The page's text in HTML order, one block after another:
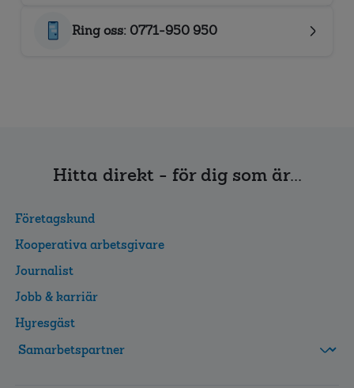
Ring oss: 0771-950 950
Hitta direkt - för dig som är...
Företagskund
Kooperativa arbetsgivare
Journalist
Jobb & karriär
Hyresgäst